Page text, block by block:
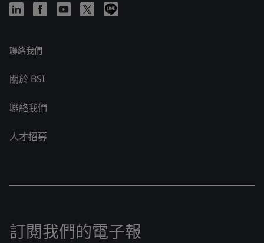
聯絡我們
關於 BSI
聯絡我們
人才招募
訂閱我們的電子報